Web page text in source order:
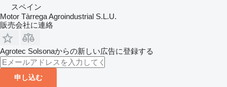
スペイン
Motor Tàrrega Agroindustrial S.L.U.
販売会社に連絡
Agrotec Solsonaからの新しい広告に登録する
申し込む